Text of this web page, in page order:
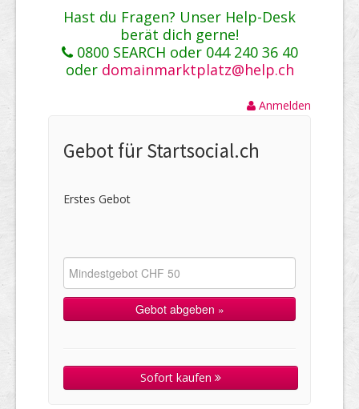
Hast du Fragen? Unser Help-Desk
berät dich gerne!
0800 SEARCH oder 044 240 36 40
oder domainmarktplatz@help.ch
Anmelden
Gebot für Startsocial.ch
Erstes Gebot
Sofort kaufen